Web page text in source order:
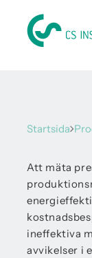
Startsida
Att mäta
ineffektiva
avvikelser i